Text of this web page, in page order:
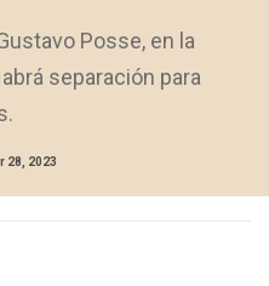
Posse, en la
separación para
28, 2023